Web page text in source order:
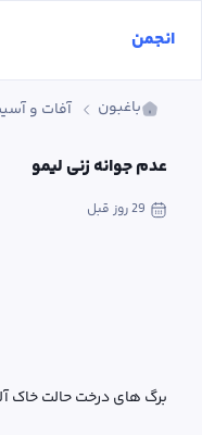
باغبون آفات و
عدم جوانه زنی لیمو
29 روز قبل
برگ های درخت حالت خاک
انجمن